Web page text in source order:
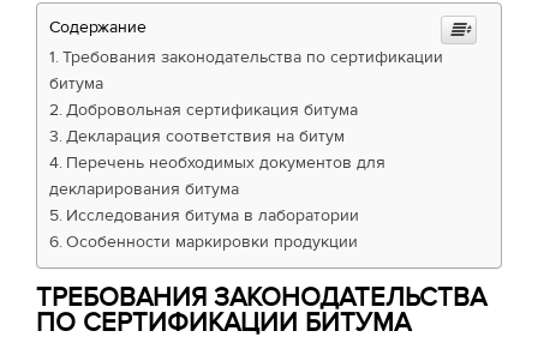
Содержание
Требования законодательства по сертификации
битума
Добровольная сертификация битума
Декларация соответствия на битум
Перечень необходимых документов для
декларирования битума
Исследования битума в лаборатории
Особенности маркировки продукции
ТРЕБОВАНИЯ ЗАКОНОДАТЕЛЬСТВА
ПО СЕРТИФИКАЦИИ БИТУМА